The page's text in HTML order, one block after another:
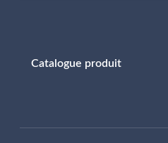
Catalogue produit